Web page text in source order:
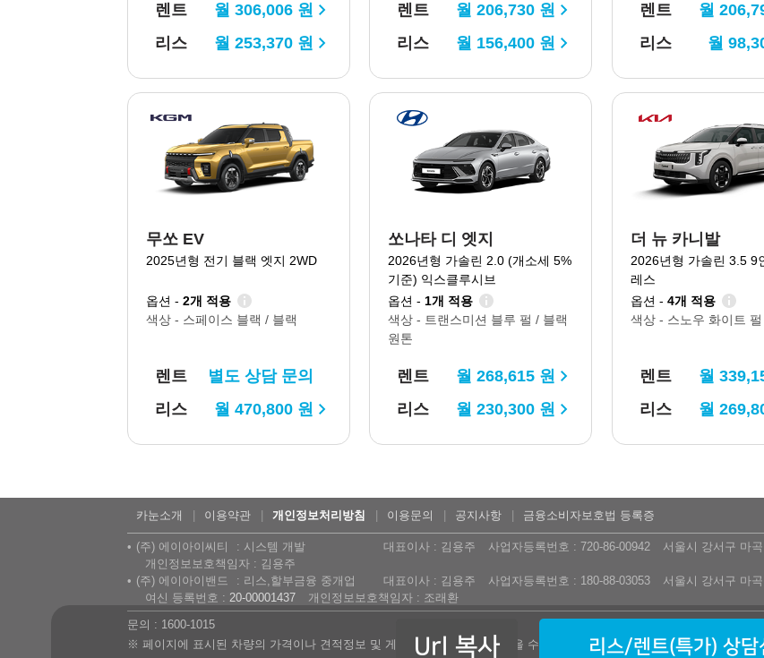
렌트 월 306,006 원
리스
월 253,370 원
렌트 월 206,730 원
리스
월 156,400 원
렌트 월
리스
월
무쏘 EV
2025년형 전기 블랙 엣지 2WD
옵션 - 2개 적용
색상 - 스페이스 블랙 / 블랙
렌트
별도 상담 문의
리스
월 470,800 원
쏘나타 디 엣지
2026년형 가솔린 2.0 (개소세 5%
기준) 익스클루시브
옵션 - 1개 적용
색상 - 트랜스미션 블루 펄 / 블랙
원톤
렌트 월 268,615 원
리스
월 230,300 원
더 뉴 카니발
2026년형 가솔린 3.5 9
레스
옵션 - 4개 적용
색상 - 스노우 화이트
렌트 월
리스
월
Url 복사 리스/렌트(특가) 상담
카눈소개 이용약관 개인정보처리방침 이용문의 공지사항 금융소비자보호법 등록증
(주) 에이아이씨티 시스템 개발 대표이사 : 김용주 사업자등록번호 : 720-86-00942
서울시 강서구 마
개인정보보호책임자 : 김용주
(주) 에이아이밴드
리스,할부금융 중개업 대표이사 : 김용주 사업자등록번호 : 180-88-03053
서울시 강서구 마
여신 등록번호 : 20-00001437
개인정보보호책임자 : 조래환
문의 : 1600-1015
※ 페이지에 표시된 차량의 가격이나 견적정보 및 게시된 내용에 오류가 있을 수 있습니다. 구매 계약 전에 다시 한번 확인